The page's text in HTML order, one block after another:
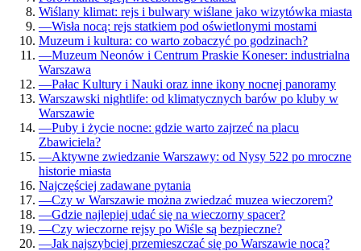
Wiślany klimat: rejs i bulwary wiślane jako wizytówka miasta
—Wisła nocą: rejs statkiem pod oświetlonymi mostami
Muzeum i kultura: co warto zobaczyć po godzinach?
—Muzeum Neonów i Centrum Praskie Koneser: industrialna
Warszawa
—Pałac Kultury i Nauki oraz inne ikony nocnej panoramy
Warszawski nightlife: od klimatycznych barów po kluby w
Warszawie
—Puby i życie nocne: gdzie warto zajrzeć na placu
Zbawiciela?
—Aktywne zwiedzanie Warszawy: od Nysy 522 po mroczne
historie miasta
Najczęściej zadawane pytania
—Czy w Warszawie można zwiedzać muzea wieczorem?
—Gdzie najlepiej udać się na wieczorny spacer?
—Czy wieczorne rejsy po Wiśle są bezpieczne?
—Jak najszybciej przemieszczać się po Warszawie nocą?